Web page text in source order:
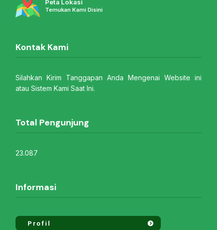
Peta Lokasi
Temukan Kami Disini
Kontak Kami
Silahkan Kirim Tanggapan Anda Mengenai Website ini
atau Sistem Kami Saat Ini.
Total Pengunjung
23.087
Informasi
Profil